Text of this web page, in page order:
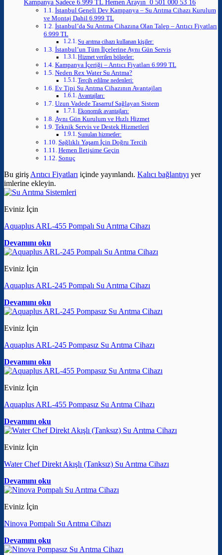
Kampanya Sadece 6.999 TL Hemen Arayın 0 501 000 53 16
İstanbul Geneli Dev Kampanya – Su Arıtma Cihazı Kurulum
ve Montaj Dahil 6.999 TL
İstanbul’da Su Arıtma Cihazına Olan Talep – Arıtıcı Fiyatları
6.999 TL
Su arıtma cihazı kullanan kişiler:
İstanbul’un Tüm İlçelerine Aynı Gün Servis
Hizmet verilen bölgeler:
Kampanya İçeriği – Arıtıcı Fiyatları 6.999 TL
Neden Rex Water Su Arıtma?
Tercih edilme nedenleri:
Ev Tipi Su Arıtma Cihazının Avantajları
Avantajları:
Uzun Vadede Tasarruf Sağlayan Sistem
Ekonomik avantajları:
Aynı Gün Kurulum ve Hızlı Hizmet
Teknik Servis ve Destek Hizmetleri
Sunulan hizmetler:
Sağlıklı Yaşam İçin Doğru Tercih
Hemen İletişime Geçin
Sonuç
Bu girişArıtıcı Fiyatları içinde yayınlandı. Kalıcı bağlantıyı yer
imlerine ekleyin.
Eviniz İçin
Aquaplus ARL-455 Pompalı Su Arıtma Cihazı
Devamını oku
Eviniz İçin
Aquaplus ARL-245 Pompalı Su Arıtma Cihazı
Devamını oku
Eviniz İçin
Aquaplus ARL-245 Pompasız Su Arıtma Cihazı
Devamını oku
Eviniz İçin
Aquaplus ARL-455 Pompasız Su Arıtma Cihazı
Devamını oku
Eviniz İçin
Water Chef Direkt Akışlı (Tanksız) Su Arıtma Cihazı
Devamını oku
Eviniz İçin
Ninova Pompalı Su Arıtma Cihazı
Devamını oku